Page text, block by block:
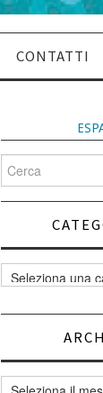
CONTATTI
per:
Categorie
articoli
Archivi